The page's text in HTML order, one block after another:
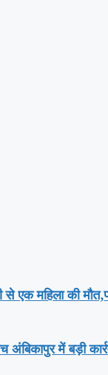
महिला की
अंबिकापुर में बड़ी